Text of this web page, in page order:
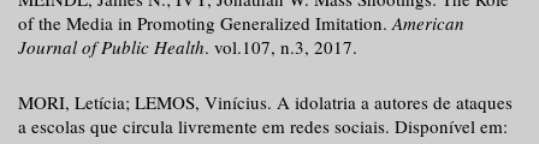
of the Media in Promoting Generalized Imitation.American
Journal of Public Health. vol.107, n.3, 2017.
MORI, Letícia; LEMOS, Vinícius. A idolatria a autores de ataques
a escolas que circula livremente em redes sociais. Disponível em: